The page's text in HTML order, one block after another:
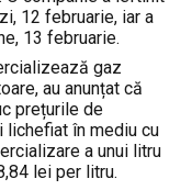
12 februarie, iar a
13 februarie.
gaz
au anunțat că
prețurile de
lichefiat în mediu cu
a unui litru
lei per litru.